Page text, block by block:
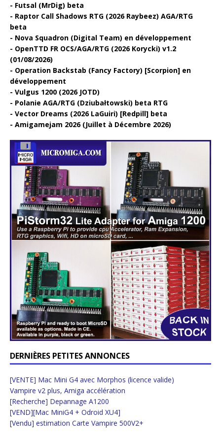
Futsal (MrDig) beta
Raptor Call Shadows RTG (2026 Raybeez) AGA/RTG
beta
Nova Squadron (Digital Team) en développement
OpenTTD FR OCS/AGA/RTG (2026 Korycki) v1.2
(01/08/2026)
Operation Backstab (Fancy Factory) [Scorpion] en
développement
Vulgus 1200 (2026 JOTD)
Polanie AGA/RTG (Dziubałtowski) beta RTG
Vector Dreams (2026 LaGuiri) [Redpill] beta
Amigamejam 2026 (Juillet à Décembre 2026)
DERNIÈRES PETITES ANNONCES
[VENTE] Mac Mini G4 avec Morphos (licence valide)
Vampire v2 plus, Amiga accélération
[Recherche] Depannage A1200
[VEND][Mac MiniG4 + Odroid XU4]
[Vendu] estimation Carte Vampire 500V2+